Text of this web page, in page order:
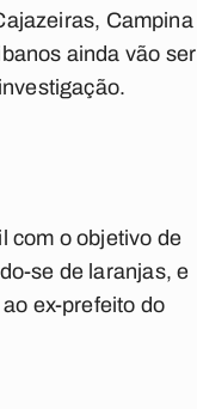
Campina
ainda vão ser
com o objetivo de
se de laranjas, e
ex-prefeito do